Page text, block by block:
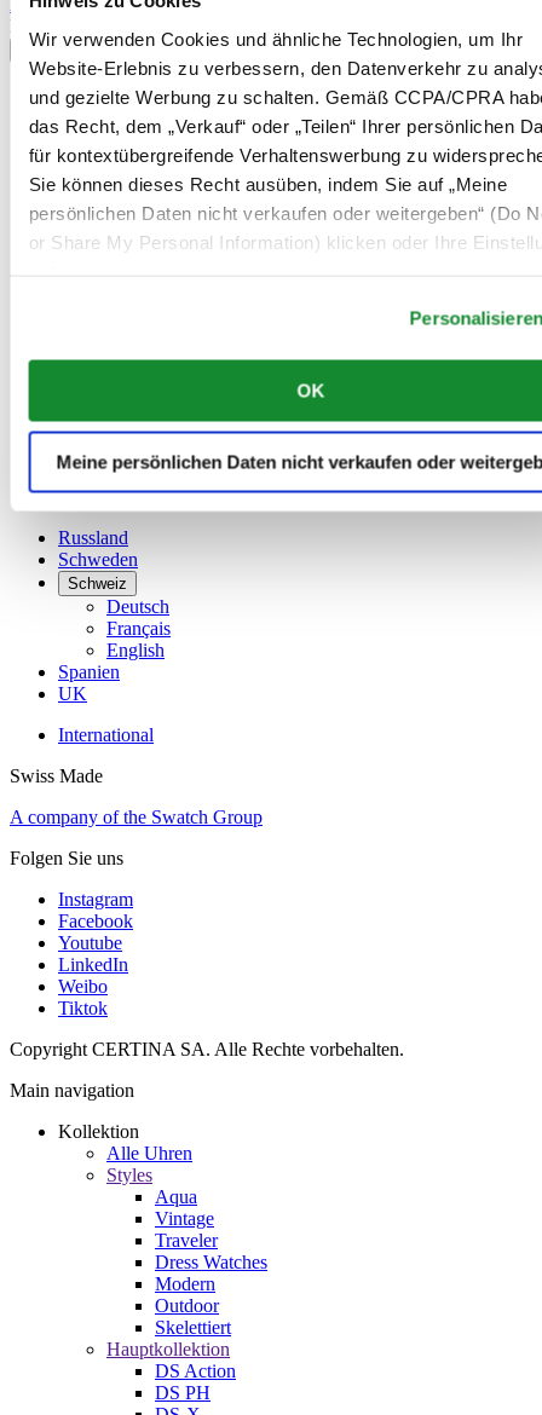
Wir verwenden Cookies und ähnliche Technologien, um Ihr
Website-Erlebnis zu verbessern, den Datenverkehr zu
und gezielte Werbung zu schalten. Gemäß CCPA/CPRA
das Recht, dem „Verkauf“ oder „Teilen“ Ihrer persönlichen
für kontextübergreifende Verhaltenswerbung zu
Sie können dieses Recht ausüben, indem Sie auf „Meine
persönlichen Daten nicht verkaufen oder weitergeben“ (Do
or Share My Personal Information) klicken oder Ihre
OK
Meine persönlichen Daten nicht verkaufen oder
Land/Region auswählen
Sprachumschalter
Belgien
Dutch
Français
China
English
简体中文
Dänemark
Deutschland
Luxemburg
Niederlande
Norwegen
Österreich
Polen
Russland
Schweden
Schweiz
Deutsch
Français
English
Spanien
UK
International
Swiss Made
A company of the Swatch Group
Folgen Sie uns
Instagram
Facebook
Youtube
LinkedIn
Weibo
Tiktok
Copyright CERTINA SA. Alle Rechte vorbehalten.
Main navigation
Kollektion
Alle Uhren
Styles
Aqua
Vintage
Traveler
Dress Watches
Modern
Outdoor
Skelettiert
Hauptkollektion
DS Action
DS PH